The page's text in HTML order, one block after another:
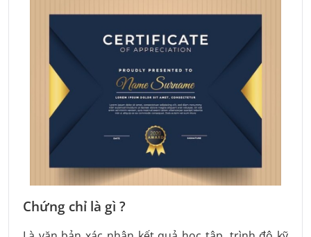
Chứng chỉ là gì ?